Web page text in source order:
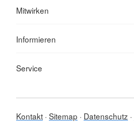
Mitwirken
Informieren
Service
Kontakt Sitemap Datenschutz